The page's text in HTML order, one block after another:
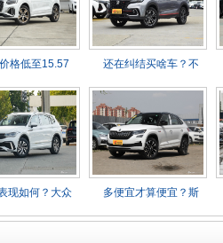
格低至15.57 还在纠结买啥车？不
现如何？大众 多便宜才算便宜？斯